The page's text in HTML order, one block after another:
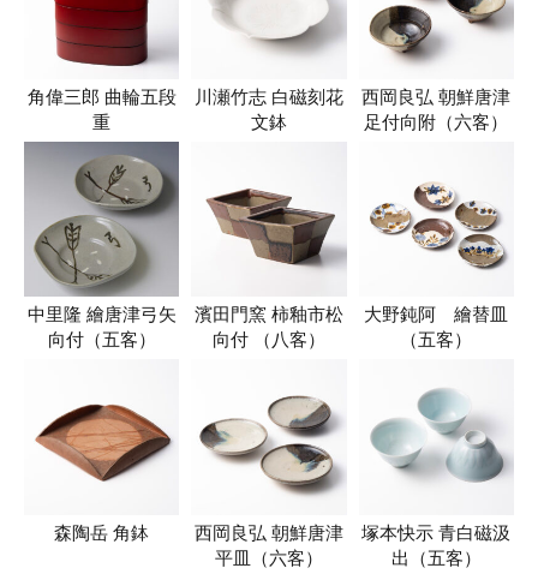
角偉三郎 曲輪五段
重
川瀬竹志 白磁刻花
文鉢
西岡良弘 朝鮮唐津
足付向附（六客）
中里隆 繪唐津弓矢
向付（五客）
濱田門窯 柿釉市松
向付 （八客）
大野鈍阿 繪替皿
（五客）
森陶岳 角鉢
西岡良弘 朝鮮唐津
平皿（六客）
塚本快示 青白磁汲
出（五客）